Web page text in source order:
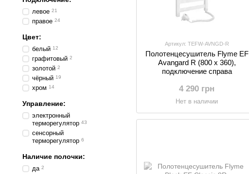
Артикул: TEFW-AVNGD-R
Полотенцесушитель Flyme EF
Avangard R (800 х 360),
подключение справа
4 290 грн
Нет в наличии
левое 21
правое 24
Цвет:
белый 12
графитовый 2
золотой 2
чёрный 19
хром 14
Управление:
электронный
терморегулятор 43
сенсорный
терморегулятор 6
Наличие полочки:
да 2